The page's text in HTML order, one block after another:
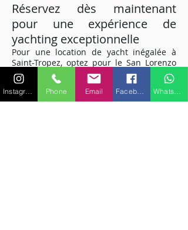
Réservez dès maintenant
pour une expérience de
yachting exceptionnelle
Pour une location de yacht inégalée à
Saint-Tropez, optez pour le San Lorenzo
100. Offrant le mélange parfait de
performances, de luxe et de
divertissement, ce yacht vous promet une
escapade maritime de rêve sur la Côte
Phone Email